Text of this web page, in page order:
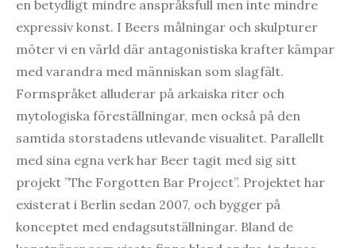
en betydligt mindre anspråksfull men inte mindre
expressiv konst. I Beers målningar och skulpturer
möter vi en värld där antagonistiska krafter kämpar
med varandra med människan som slagfält.
Formspråket alluderar på arkaiska riter och
mytologiska föreställningar, men också på den
samtida storstadens utlevande visualitet. Parallellt
med sina egna verk har Beer tagit med sig sitt
projekt ”The Forgotten Bar Project”. Projektet har
existerat i Berlin sedan 2007, och bygger på
konceptet med endagsutställningar. Bland de